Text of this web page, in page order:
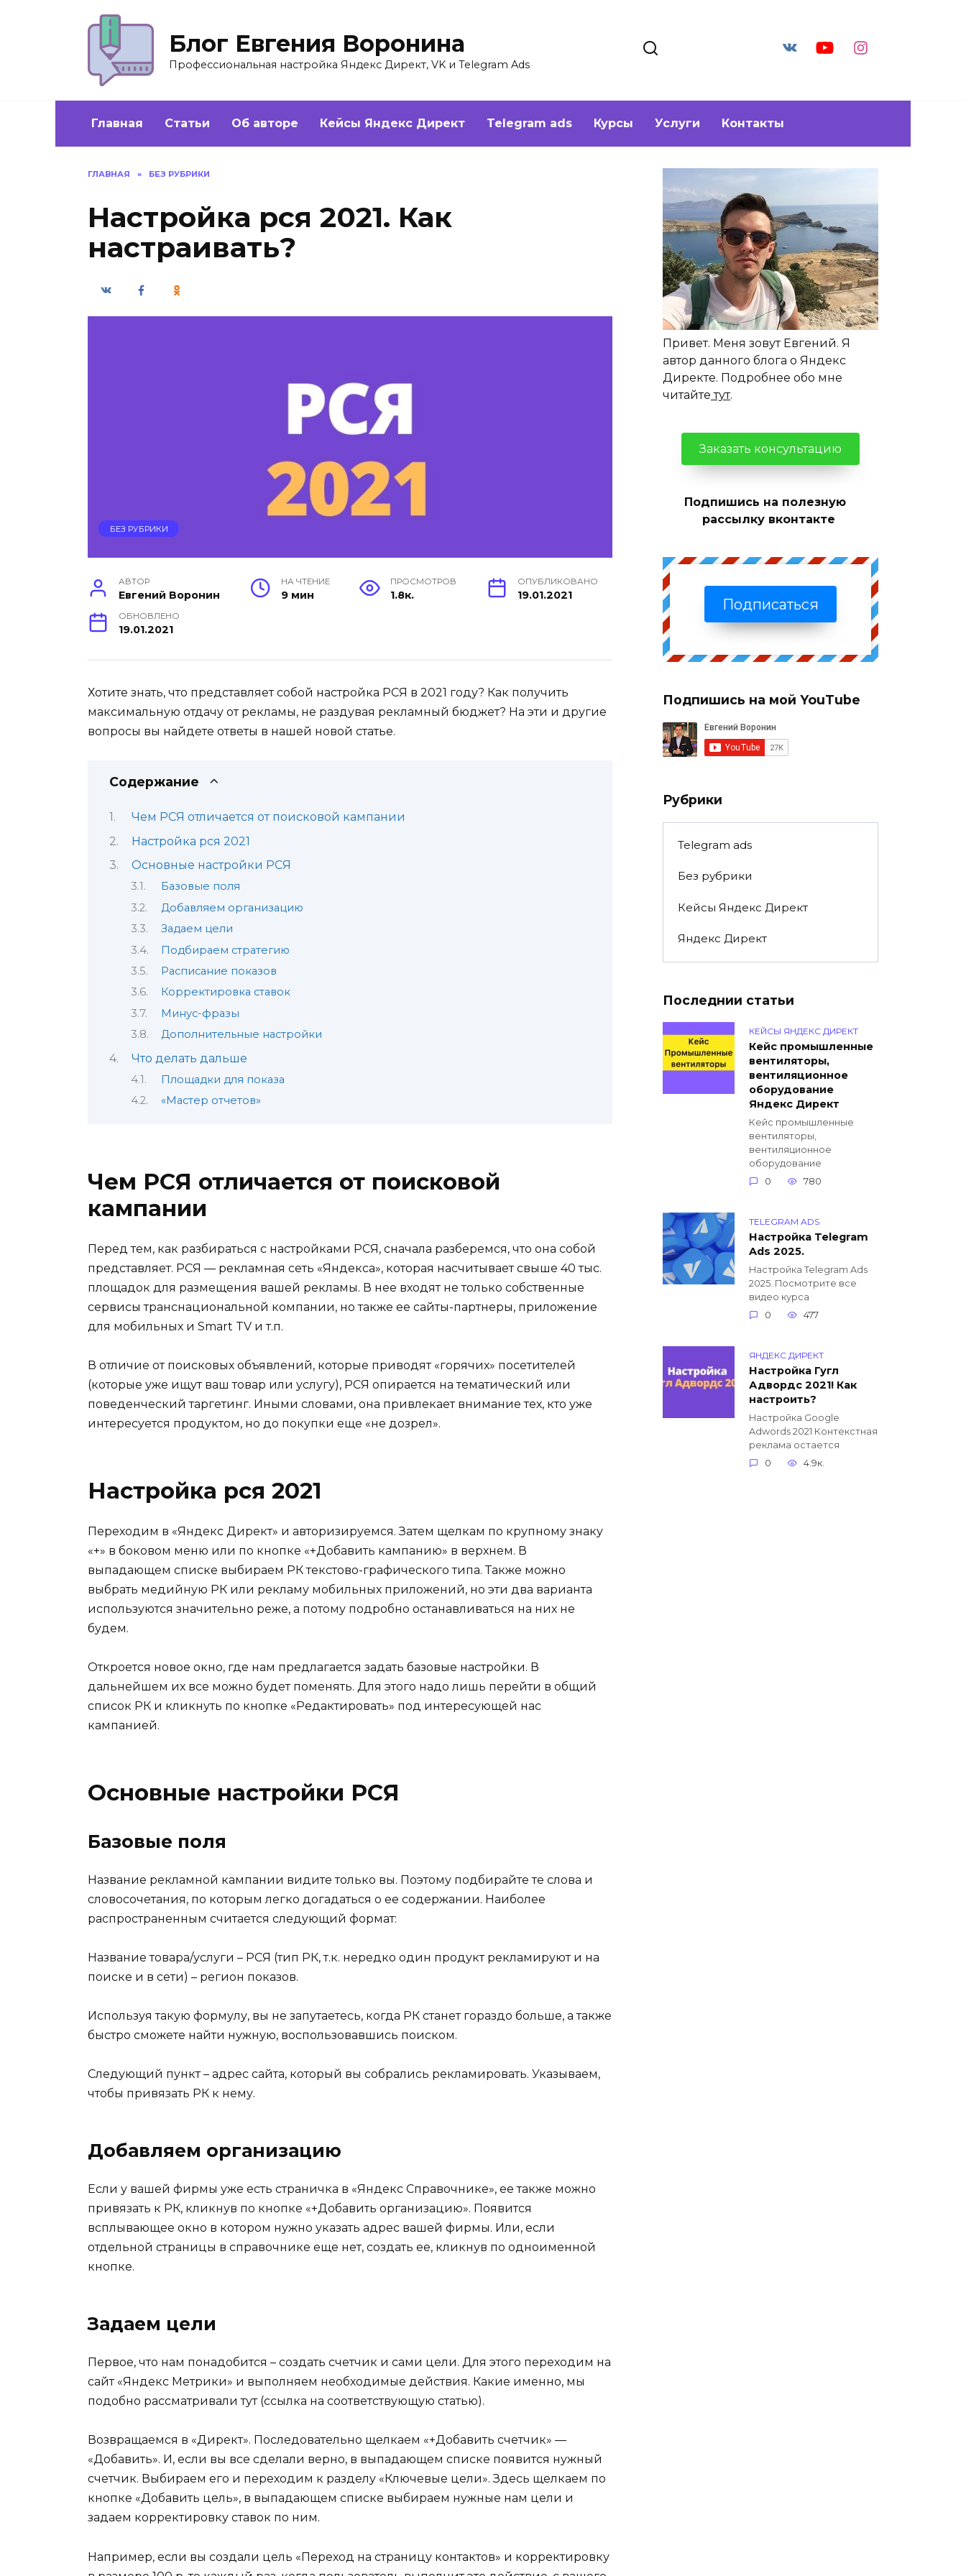
Блог Евгения Воронина
Профессиональная настройка Яндекс Директ, VK и Telegram Ads
Главная Статьи Об авторе Кейсы Яндекс Директ Telegram ads Курсы Услуги Контакты
ГЛАВНАЯ » БЕЗ РУБРИКИ
Настройка рся 2021. Как
настраивать?
БЕЗ РУБРИКИ
АВТОР
Евгений Воронин
НА ЧТЕНИЕ
9 мин
ПРОСМОТРОВ
1.8к.
ОПУБЛИКОВАНО
19.01.2021
ОБНОВЛЕНО
19.01.2021
Хотите знать, что представляет собой настройка РСЯ в 2021 году? Как получить
максимальную отдачу от рекламы, не раздувая рекламный бюджет? На эти и другие
вопросы вы найдете ответы в нашей новой статье.
Содержание
Чем РСЯ отличается от поисковой кампании
Настройка рся 2021
Основные настройки РСЯ
Базовые поля
Добавляем организацию
Задаем цели
Подбираем стратегию
Расписание показов
Корректировка ставок
Минус-фразы
Дополнительные настройки
Что делать дальше
Площадки для показа
«Мастер отчетов»
Чем РСЯ отличается от поисковой
кампании
Перед тем, как разбираться с настройками РСЯ, сначала разберемся, что она собой
представляет. РСЯ — рекламная сеть «Яндекса», которая насчитывает свыше 40 тыс.
площадок для размещения вашей рекламы. В нее входят не только собственные
сервисы транснациональной компании, но также ее сайты-партнеры, приложение
для мобильных и Smart TV и т.п.
В отличие от поисковых объявлений, которые приводят «горячих» посетителей
(которые уже ищут ваш товар или услугу), РСЯ опирается на тематический или
поведенческий таргетинг. Иными словами, она привлекает внимание тех, кто уже
интересуется продуктом, но до покупки еще «не дозрел».
Настройка рся 2021
Переходим в «Яндекс Директ» и авторизируемся. Затем щелкам по крупному знаку
«+» в боковом меню или по кнопке «+Добавить кампанию» в верхнем. В
выпадающем списке выбираем РК текстово-графического типа. Также можно
выбрать медийную РК или рекламу мобильных приложений, но эти два варианта
используются значительно реже, а потому подробно останавливаться на них не
будем.
Откроется новое окно, где нам предлагается задать базовые настройки. В
дальнейшем их все можно будет поменять. Для этого надо лишь перейти в общий
список РК и кликнуть по кнопке «Редактировать» под интересующей нас
кампанией.
Основные настройки РСЯ
Базовые поля
Название рекламной кампании видите только вы. Поэтому подбирайте те слова и
словосочетания, по которым легко догадаться о ее содержании. Наиболее
распространенным считается следующий формат:
Название товара/услуги – РСЯ (тип РК, т.к. нередко один продукт рекламируют и на
поиске и в сети) – регион показов.
Используя такую формулу, вы не запутаетесь, когда РК станет гораздо больше, а также
быстро сможете найти нужную, воспользовавшись поиском.
Следующий пункт – адрес сайта, который вы собрались рекламировать. Указываем,
чтобы привязать РК к нему.
Добавляем организацию
Если у вашей фирмы уже есть страничка в «Яндекс Справочнике», ее также можно
привязать к РК, кликнув по кнопке «+Добавить организацию». Появится
всплывающее окно в котором нужно указать адрес вашей фирмы. Или, если
отдельной страницы в справочнике еще нет, создать ее, кликнув по одноименной
кнопке.
Задаем цели
Первое, что нам понадобится – создать счетчик и сами цели. Для этого переходим на
сайт «Яндекс Метрики» и выполняем необходимые действия. Какие именно, мы
подобно рассматривали тут (ссылка на соответствующую статью).
Возвращаемся в «Директ». Последовательно щелкаем «+Добавить счетчик» —
«Добавить». И, если вы все сделали верно, в выпадающем списке появится нужный
счетчик. Выбираем его и переходим к разделу «Ключевые цели». Здесь щелкаем по
кнопке «Добавить цель», в выпадающем списке выбираем нужные нам цели и
задаем корректировку ставок по ним.
Например, если вы создали цель «Переход на страницу контактов» и корректировку
Привет. Меня зовут Евгений. Я
автор данного блога о Яндекс
Директе. Подробнее обо мне
читайте тут.
Заказать консультацию
Подпишись на полезную
рассылку вконтакте
Подписаться
Подпишись на мой YouTube
Рубрики
Telegram ads
Без рубрики
Кейсы Яндекс Директ
Яндекс Директ
Последнии статьи
КЕЙСЫ ЯНДЕКС ДИРЕКТ
Кейс промышленные
вентиляторы,
вентиляционное
оборудование
Яндекс Директ
Кейс промышленные
вентиляторы,
вентиляционное
оборудование
0
780
TELEGRAM ADS
Настройка Telegram
Ads 2025.
Настройка Telegram Ads
2025. Посмотрите все
видео курса
0
477
ЯНДЕКС ДИРЕКТ
Настройка Гугл
Адвордс 2021! Как
настроить?
Настройка Google
Adwords 2021 Контекстная
реклама остается
0
4.9к.